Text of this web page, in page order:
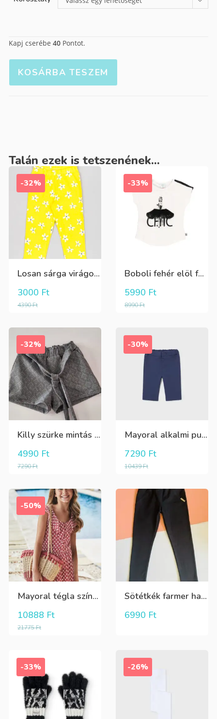
Kapj cserébe 40Pontot.
KOSÁRBA TESZEM
Talán ezek is tetszenének...
-32%
Losan sárga virágos 3/4-es leggings
4390Ft
3000 Ft
-33%
Boboli fehér elöl fekete tüll+gyöngyös csini póló
8990Ft
5990 Ft
-32%
Killy szürke mintás rövidnadrág
7290Ft
4990 Ft
-30%
Mayoral alkalmi puha kék élre vasalt nadrág, behúzható derékrésszel
10439Ft
7290 Ft
-50%
Mayoral tégla színű kisvirág mintás nyári lenge ruha
21775Ft
10888 Ft
Sötétkék farmer hatású kényelmes nadrág
6990 Ft
-33% -26%